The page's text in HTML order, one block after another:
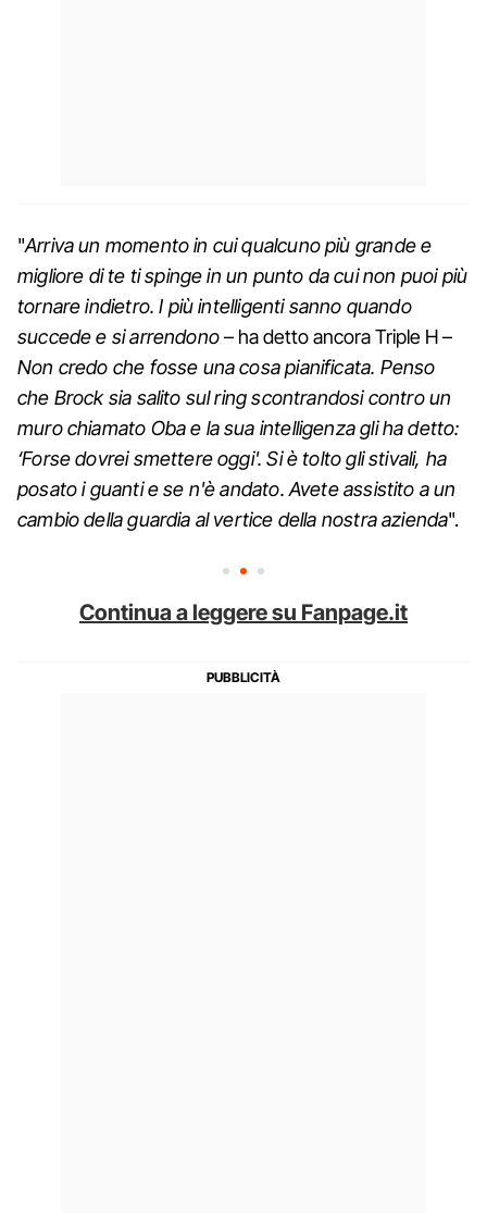
"Arriva un momento in cui qualcuno più grande e
migliore di te ti spinge in un punto da cui non puoi più
tornare indietro. I più intelligenti sanno quando
succede e si arrendono– ha detto ancora Triple H –
Non credo che fosse una cosa pianificata. Penso
che Brock sia salito sul ring scontrandosi contro un
muro chiamato Oba e la sua intelligenza gli ha detto:
‘Forse dovrei smettere oggi'. Si è tolto gli stivali, ha
posato i guanti e se n'è andato. Avete assistito a un
cambio della guardia al vertice della nostra azienda".
Continua a leggere su Fanpage.it